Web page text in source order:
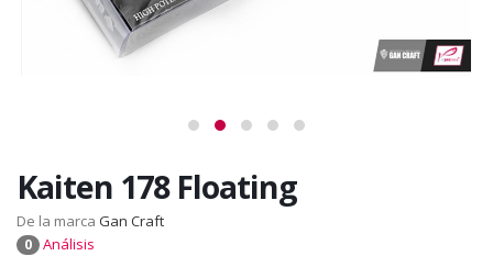
Kaiten 178 Floating
De la marca Gan Craft
0 Análisis